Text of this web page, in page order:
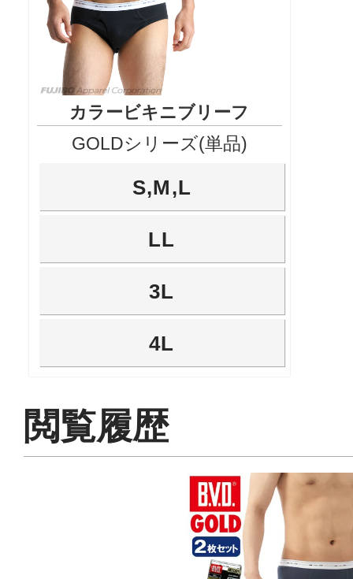
カラービキニブリーフ
GOLDシリーズ(単品)
S,M,L
LL
3L
4L
閲覧履歴